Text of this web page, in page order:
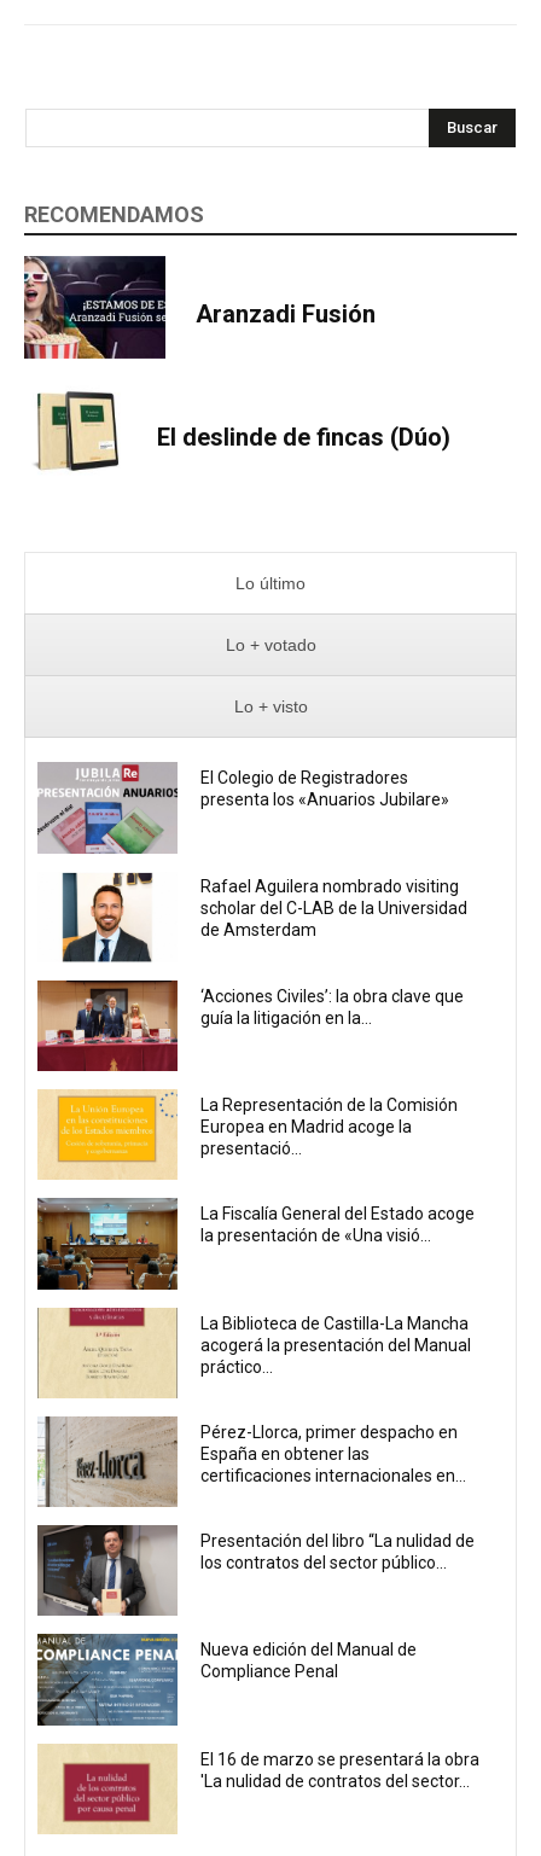
Buscar
RECOMENDAMOS
Aranzadi Fusión
El deslinde de fincas (Dúo)
Lo último
Lo + votado
Lo + visto
El Colegio de Registradores
presenta los «Anuarios Jubilare»
Rafael Aguilera nombrado visiting
scholar del C-LAB de la Universidad
de Amsterdam
‘Acciones Civiles’: la obra clave que
guía la litigación en la...
La Representación de la Comisión
Europea en Madrid acoge la
presentació...
La Fiscalía General del Estado acoge
la presentación de «Una visió...
La Biblioteca de Castilla-La Mancha
acogerá la presentación del Manual
práctico...
Pérez-Llorca, primer despacho en
España en obtener las
certificaciones internacionales en...
Presentación del libro “La nulidad de
los contratos del sector público...
Nueva edición del Manual de
Compliance Penal
El 16 de marzo se presentará la obra
'La nulidad de contratos del sector...